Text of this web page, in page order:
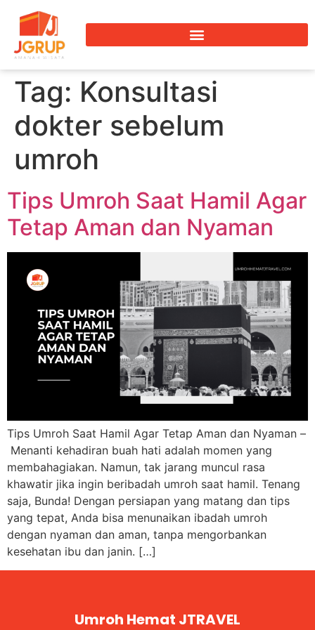
Tag: Konsultasi
dokter sebelum
umroh
Tips Umroh Saat Hamil Agar
Tetap Aman dan Nyaman
Tips Umroh Saat Hamil Agar Tetap Aman dan Nyaman –
Menanti kehadiran buah hati adalah momen yang
membahagiakan. Namun, tak jarang muncul rasa
khawatir jika ingin beribadah umroh saat hamil. Tenang
saja, Bunda! Dengan persiapan yang matang dan tips
yang tepat, Anda bisa menunaikan ibadah umroh
dengan nyaman dan aman, tanpa mengorbankan
kesehatan ibu dan janin. […]
Umroh Hemat JTRAVEL